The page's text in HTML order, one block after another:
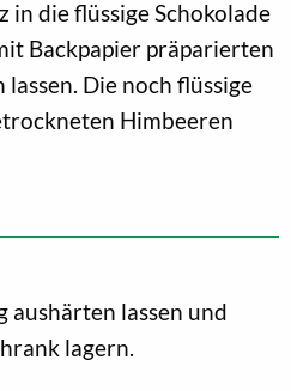
die flüssige Schokolade
Backpapier präparierten
Die noch flüssige
Himbeeren
aushärten lassen und
lagern.